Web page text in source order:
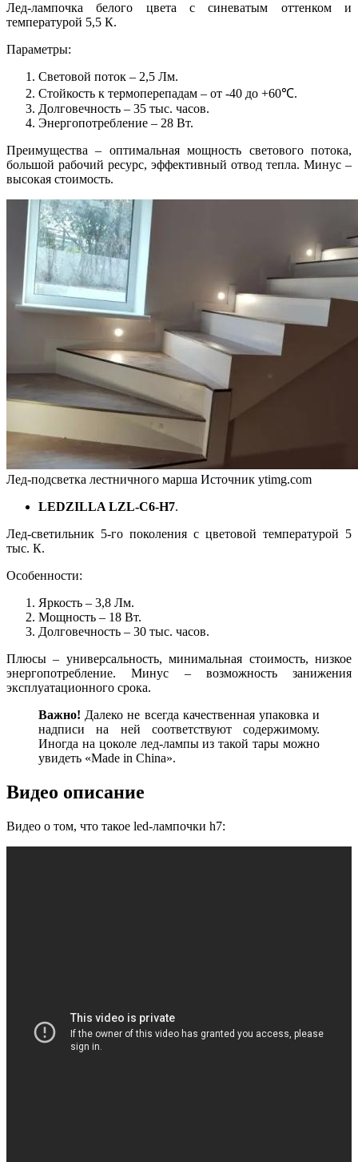
Лед-лампочка белого цвета с синеватым оттенком и
температурой 5,5 К.
Параметры:
Световой поток – 2,5 Лм.
Стойкость к термоперепадам – от -40 до +60℃.
Долговечность – 35 тыс. часов.
Энергопотребление – 28 Вт.
Преимущества – оптимальная мощность светового потока,
большой рабочий ресурс, эффективный отвод тепла. Минус –
высокая стоимость.
Лед-подсветка лестничного марша Источник ytimg.com
LEDZILLA LZL-C6-H7.
Лед-светильник 5-го поколения с цветовой температурой 5
тыс. К.
Особенности:
Яркость – 3,8 Лм.
Мощность – 18 Вт.
Долговечность – 30 тыс. часов.
Плюсы – универсальность, минимальная стоимость, низкое
энергопотребление. Минус – возможность занижения
эксплуатационного срока.
Важно! Далеко не всегда качественная упаковка и
надписи на ней соответствуют содержимому.
Иногда на цоколе лед-лампы из такой тары можно
увидеть «Made in China».
Видео описание
Видео о том, что такое led-лампочки h7: